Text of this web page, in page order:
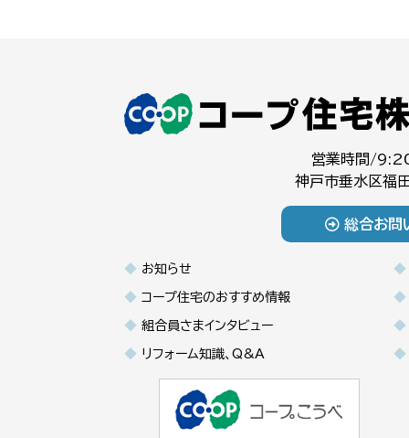
営業時間/
神戸市垂水区福
総合お問
お知らせ
コープ住宅のおすすめ情報
組合員さまインタビュー
リフォーム知識、Q&A